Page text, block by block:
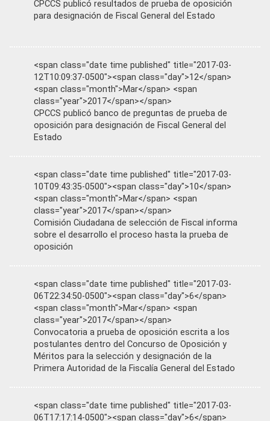
CPCCS publicó resultados de prueba de oposición
para designación de Fiscal General del Estado
<span class="date time published" title="2017-03-
12T10:09:37-0500"><span class="day">12</span>
<span class="month">Mar</span> <span
class="year">2017</span></span>
CPCCS publicó banco de preguntas de prueba de
oposición para designación de Fiscal General del
Estado
<span class="date time published" title="2017-03-
10T09:43:35-0500"><span class="day">10</span>
<span class="month">Mar</span> <span
class="year">2017</span></span>
Comisión Ciudadana de selección de Fiscal informa
sobre el desarrollo el proceso hasta la prueba de
oposición
<span class="date time published" title="2017-03-
06T22:34:50-0500"><span class="day">6</span>
<span class="month">Mar</span> <span
class="year">2017</span></span>
Convocatoria a prueba de oposición escrita a los
postulantes dentro del Concurso de Oposición y
Méritos para la selección y designación de la
Primera Autoridad de la Fiscalía General del Estado
<span class="date time published" title="2017-03-
06T17:17:14-0500"><span class="day">6</span>